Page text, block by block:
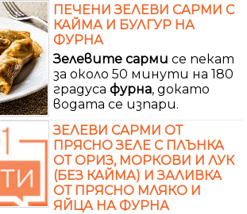
ПЕЧЕНИ ЗЕЛЕВИ САРМИ С
КАЙМА И БУЛГУР НА
ФУРНА
Зелевите сарми се пекат
за около 50 минути на 180
градуса фурна, докато
водата се изпари.
ЗЕЛЕВИ САРМИ ОТ
ПРЯСНО ЗЕЛЕ С ПЛЪНКА
ОТ ОРИЗ, МОРКОВИ И ЛУК
(БЕЗ КАЙМА) И ЗАЛИВКА
ОТ ПРЯСНО МЛЯКО И
ЯЙЦА НА ФУРНА